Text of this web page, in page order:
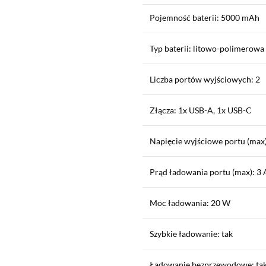
Pojemność baterii: 5000 mAh
Typ baterii: litowo-polimerowa
Liczba portów wyjściowych: 2
Złącza: 1x USB-A, 1x USB-C
Napięcie wyjściowe portu
Prąd ładowania portu (max): 3
Moc ładowania: 20 W
Szybkie ładowanie: tak